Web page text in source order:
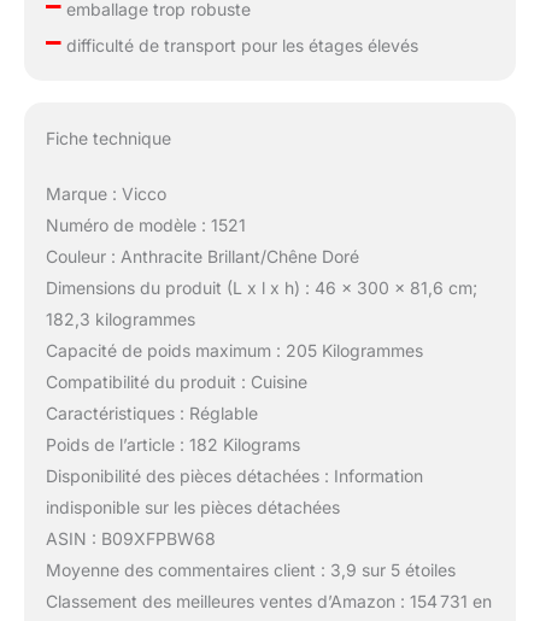
emballage trop robuste
–difficulté de transport pour les étages élevés
Fiche technique
Marque : Vicco
Numéro de modèle : 1521
Couleur : Anthracite Brillant/Chêne Doré
Dimensions du produit (L x l x h) : 46 x 300 x 81,6 cm;
182,3 kilogrammes
Capacité de poids maximum : 205 Kilogrammes
Compatibilité du produit : Cuisine
Caractéristiques : Réglable
Poids de l’article : 182 Kilograms
Disponibilité des pièces détachées : Information
indisponible sur les pièces détachées
ASIN : B09XFPBW68
Moyenne des commentaires client : 3,9 sur 5 étoiles
Classement des meilleures ventes d’Amazon : 154 731 en